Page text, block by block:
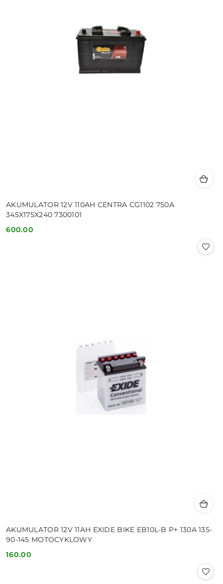
AKUMULATOR 12V 110AH CENTRA CG1102 750A
345X175X240 7300101
Cena:
600.00
AKUMULATOR 12V 11AH EXIDE BIKE EB10L-B P+ 130A 135-
90-145 MOTOCYKLOWY
Cena:
160.00